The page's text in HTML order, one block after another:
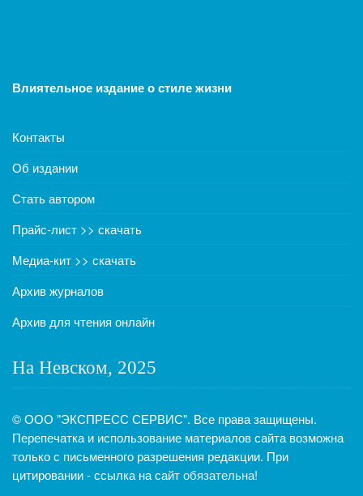
Влиятельное издание о стиле жизни
Контакты
Об издании
Стать автором
Прайс-лист >> скачать
Медиа-кит >> скачать
Архив журналов
Архив для чтения онлайн
На Невском, 2025
© ООО "ЭКСПРЕСС СЕРВИС". Все права защищены.
Перепечатка и использование материалов сайта возможна
только с письменного разрешения редакции. При
цитировании - ссылка на сайтобязательна!